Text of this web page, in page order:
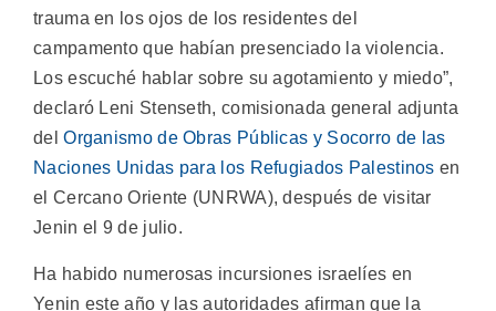
trauma en los ojos de los residentes del
campamento que habían presenciado la violencia.
Los escuché hablar sobre su agotamiento y miedo”,
declaró Leni Stenseth, comisionada general adjunta
delOrganismo de Obras Públicas y Socorro de las
Naciones Unidas para los Refugiados Palestinos en
el Cercano Oriente (UNRWA), después de visitar
Jenin el 9 de julio.
Ha habido numerosas incursiones israelíes en
Yenin este año y las autoridades afirman que la